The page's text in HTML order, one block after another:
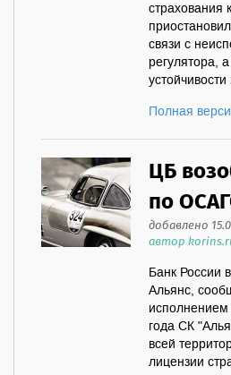
связи с
регулятора,
Полная
ЦБ
по
добавлено
автор
Банк России
Альянс,
года СК
всей
лицензии